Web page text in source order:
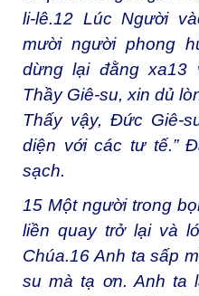
li-lê.12 Lúc Người
mười người phong
dừng lại đằng xa13
Thầy Giê-su, xin dủ
Thấy vậy, Đức Giê-
diện với các tư tế.”
sạch.
15 Một người trong
liền quay trở lại và
Chúa.16 Anh ta sấp
su mà tạ ơn. Anh ta